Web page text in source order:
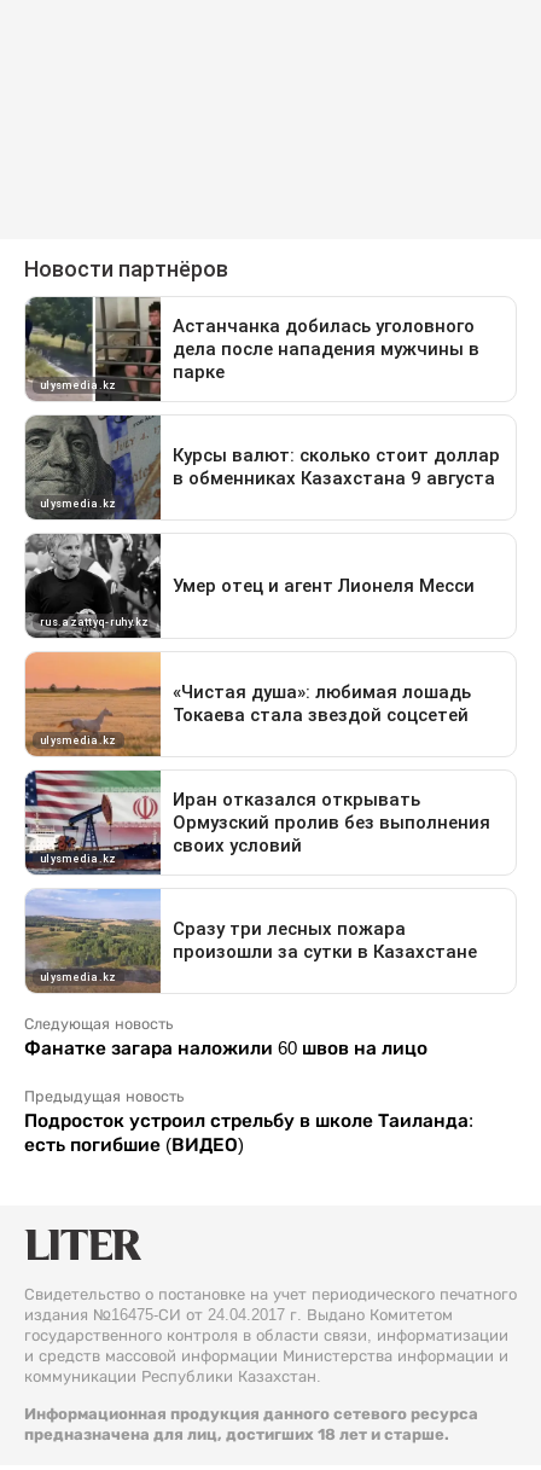
Следующая новость
Фанатке загара наложили 60 швов на лицо
Предыдущая новость
Подросток устроил стрельбу в школе Таиланда:
есть погибшие (ВИДЕО)
Свидетельство о постановке на учет периодического печатного
издания №16475-СИ от 24.04.2017 г. Выдано Комитетом
государственного контроля в области связи, информатизации
и средств массовой информации Министерства информации и
коммуникации Республики Казахстан.
Информационная продукция данного сетевого ресурса
предназначена для лиц, достигших 18 лет и старше.